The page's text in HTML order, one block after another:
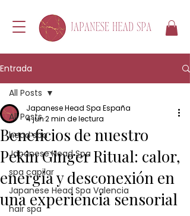
Entrada
All Posts
head spa
Japanese Head Spa
spa capilar
Japanese Head Spa Valencia
hair spa
All Posts
Beneficios de nuestro
Pekin Ginger Ritual: calor,
energía y desconexión en
una experiencia sensorial
Japanese Head Spa España
4 jun2 min de lectura